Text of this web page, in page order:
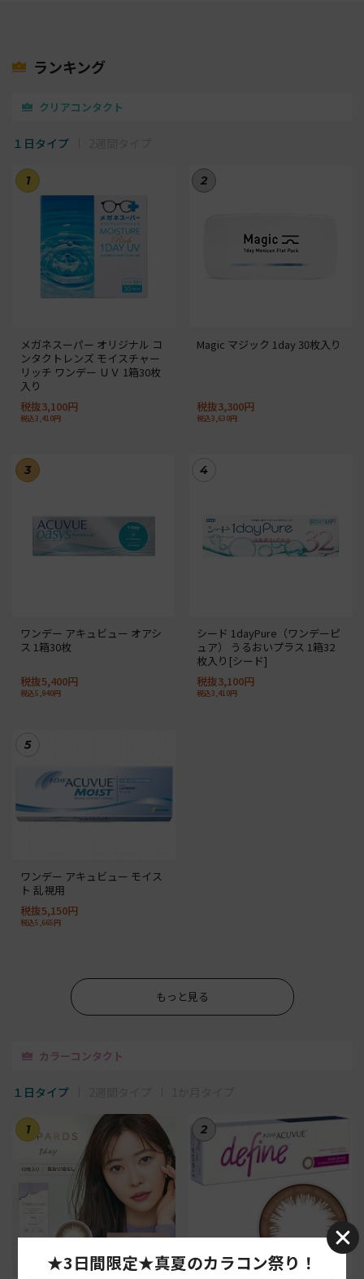
ランキング
クリアコンタクト
１日タイプ
1
メガネスーパー オリジナル コ
ンタクトレンズ モイスチャー
リッチ ワンデー ＵＶ 1箱30枚
入り
税抜3,100円
税込3,410円
2
Magic マジック 1day 30枚入り
税抜3,300円
税込3,630円
3
ワンデー アキュビュー オアシ
ス 1箱30枚
税抜5,400円
税込5,940円
4
シード 1dayPure（ワンデーピ
ュア） うるおいプラス 1箱32
枚入り[シード]
税抜3,100円
税込3,410円
5
ワンデー アキュビュー モイス
ト 乱視用
税抜5,150円
税込5,665円
もっと見る
カラーコンタクト
１日タイプ
1 2
★3日間限定★真夏のカラコン祭り！